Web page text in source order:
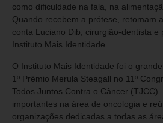
como dificuldade na fala, na
Quando recebem a prótese, retomam
conta Luciano Dib, cirurgião-dentista e
Instituto Mais Identidade.
O Instituto Mais Identidade foi o
1º Prêmio Merula Steagall no 11º
Todos Juntos Contra o Câncer
importantes na área de oncologia e
organizações dedicadas a todas as